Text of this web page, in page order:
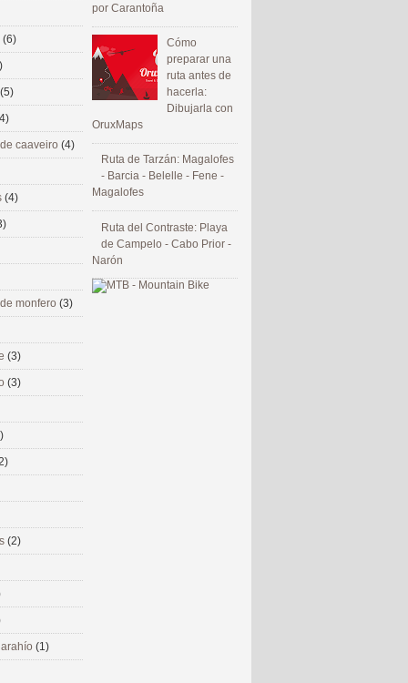
por Carantoña
Cómo
preparar una
ruta antes de
hacerla:
Dibujarla con
OruxMaps
Ruta de Tarzán: Magalofes
- Barcia - Belelle - Fene -
Magalofes
Ruta del Contraste: Playa
de Campelo - Cabo Prior -
Narón
(6)
(5)
caaveiro (4)
(4)
monfero (3)
(3)
(3)
(2)
(1)